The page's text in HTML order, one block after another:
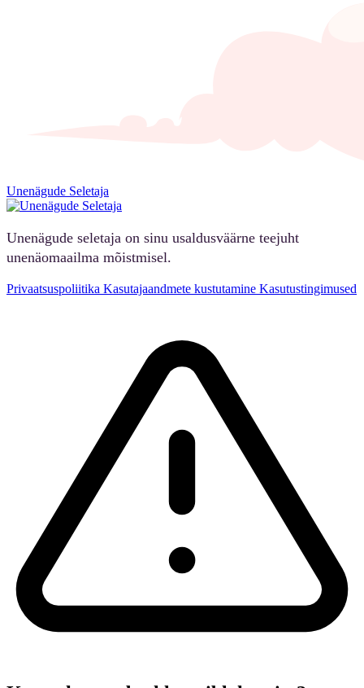
Unenägude Seletaja
Unenägude seletaja on sinu usaldusväärne teejuht
unenäomaailma mõistmisel.
Privaatsuspoliitika Kasutajaandmete kustutamine Kasutustingimused